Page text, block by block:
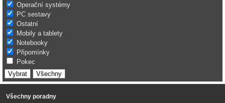
Operační systémy
PC sestavy
Ostatní
Mobily a tablety
Notebooky
Připomínky
Pokec
Všechny poradny